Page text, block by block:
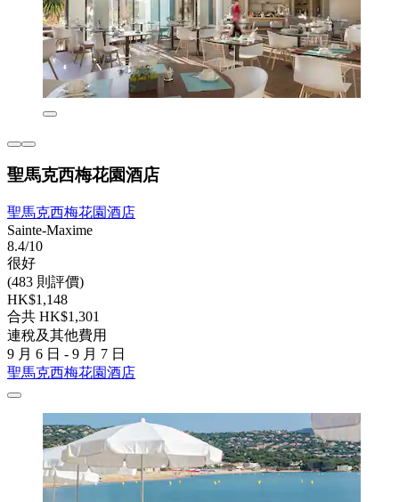
聖馬克西梅花園酒店
聖馬克西梅花園酒店
Sainte-Maxime
8.4/10
很好
(483 則評價)
HK$1,148
合共 HK$1,301
連稅及其他費用
9 月 6 日 - 9 月 7 日
聖馬克西梅花園酒店